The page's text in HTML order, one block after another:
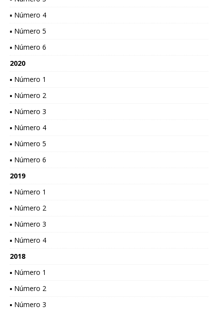
▪ Número 4
▪ Número 5
▪ Número 6
2020
▪ Número 1
▪ Número 2
▪ Número 3
▪ Número 4
▪ Número 5
▪ Número 6
2019
▪ Número 1
▪ Número 2
▪ Número 3
▪ Número 4
2018
▪ Número 1
▪ Número 2
▪ Número 3